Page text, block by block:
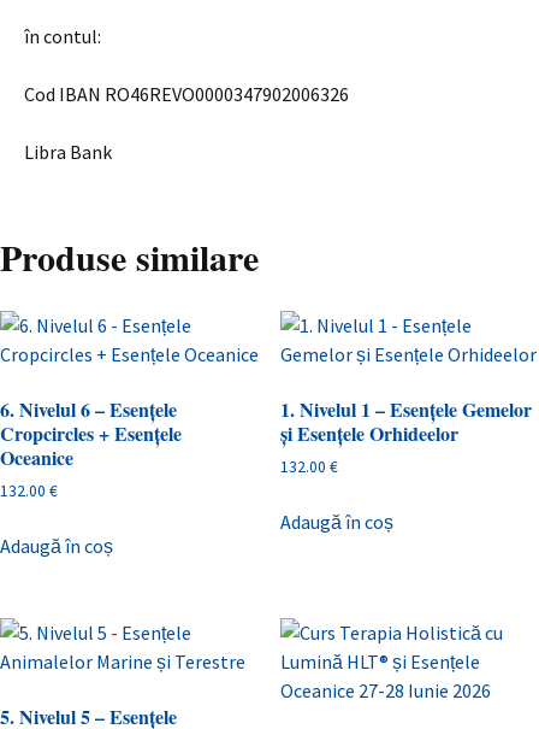
în contul:
Cod IBAN RO46REVO0000347902006326
Libra Bank
Produse similare
6. Nivelul 6 – Esențele
Cropcircles + Esențele
Oceanice
132.00 €
Adaugă în coș
1. Nivelul 1 – Esențele Gemelor
și Esențele Orhideelor
132.00 €
Adaugă în coș
5. Nivelul 5 – Esențele